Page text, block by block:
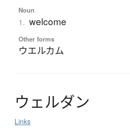
Noun
1. welcome
Other forms
ウエルカム
ウェルダン
Links